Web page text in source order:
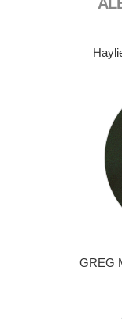
GREG